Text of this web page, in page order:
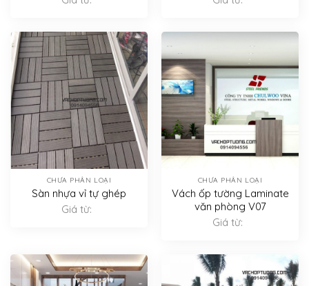
CHƯA PHÂN LOẠI
Sàn nhựa vỉ tự ghép
Giá từ:
CHƯA PHÂN LOẠI
Vách ốp tường Laminate
văn phòng V07
Giá từ: